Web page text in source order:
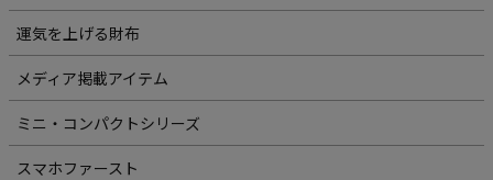
運気を上げる財布
メディア掲載アイテム
ミニ・コンパクトシリーズ
スマホファースト